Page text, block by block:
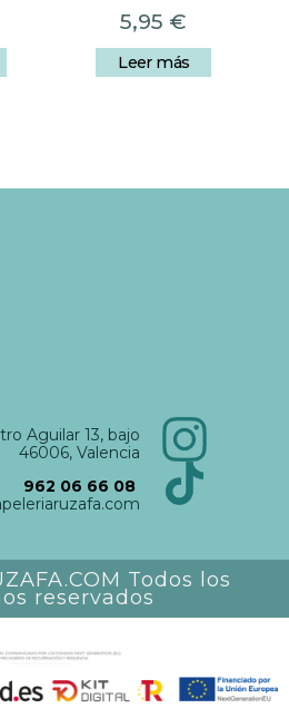
5,95 €
Leer más
Aguilar 13, bajo
46006, Valencia
962 06 66 08
Todos los
reservados